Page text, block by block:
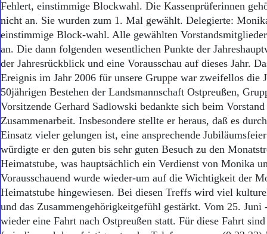
Fehlert, einstimmige Blockwahl. Die Kassenprüferinnen
nicht an. Sie wurden zum 1. Mal gewählt. Delegierte:
einstimmige Block-wahl. Alle gewählten
an. Die dann folgenden wesentlichen Punkte der
der Jahresrückblick und eine Vorausschau auf dieses Jahr.
Ereignis im Jahr 2006 für unsere Gruppe war zweifellos die
50jährigen Bestehen der Landsmannschaft Ostpreußen,
Vorsitzende Gerhard Sadlowski bedankte sich beim
Zusammenarbeit. Insbesondere stellte er heraus, daß es
Einsatz vieler gelungen ist, eine ansprechende
würdigte er den guten bis sehr guten Besuch zu den
Heimatstube, was hauptsächlich ein Verdienst von Monika
Vorausschauend wurde wieder-um auf die Wichtigkeit der
Heimatstube hingewiesen. Bei diesen Treffs wird viel
und das Zusammengehörigkeitgefühl gestärkt. Vom 25.
wieder eine Fahrt nach Ostpreußen statt. Für diese Fahrt